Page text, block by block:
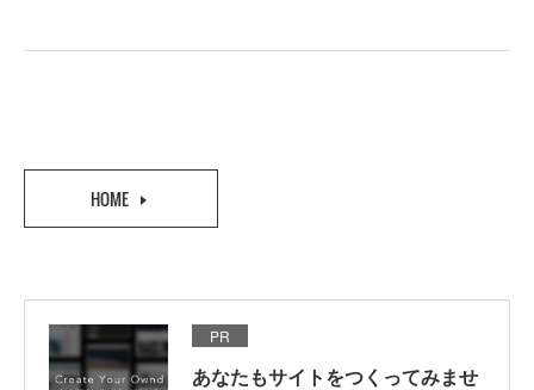
HOME
PR
あなたもサイトをつくってみませ